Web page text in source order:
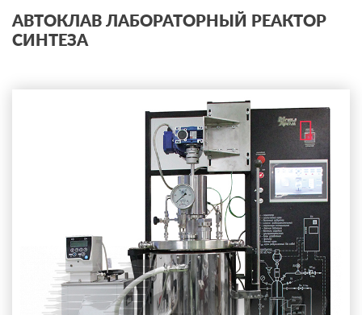
АВТОКЛАВ ЛАБОРАТОРНЫЙ РЕАКТОР
СИНТЕЗА